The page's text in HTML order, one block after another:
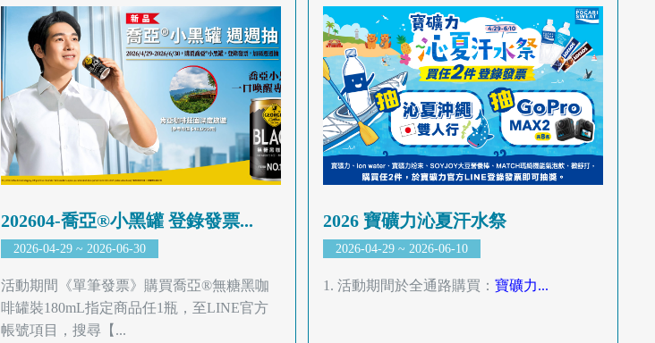
202604-喬亞®小黑罐 登錄發票...
2026-04-29 ~ 2026-06-30
活動期間《單筆發票》購買喬亞®無糖黑咖
啡罐裝180mL指定商品任1瓶，至LINE官方
帳號項目，搜尋【...
2026 寶礦力沁夏汗水祭
2026-04-29 ~ 2026-06-10
1. 活動期間於全通路購買：寶礦力...